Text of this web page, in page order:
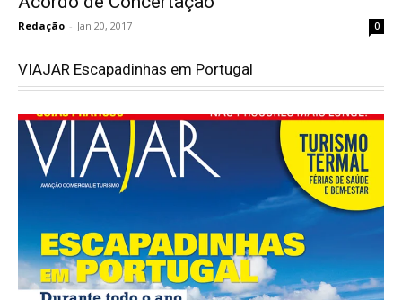
Redação - Jan 20, 2017 0
VIAJAR Escapadinhas em Portugal